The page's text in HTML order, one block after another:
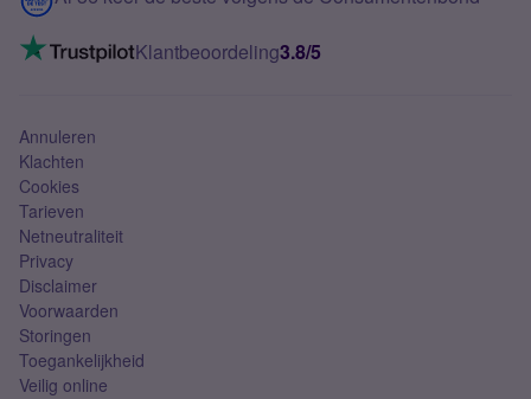
Mobiel internet
Mobiel abonnement
VoLTE 4G bellenKlantbeoordeling3.8/5
Annuleren
Klachten
Cookies
Tarieven
Netneutraliteit
Privacy
Disclaimer
Voorwaarden
Storingen
Toegankelijkheid
Veilig online